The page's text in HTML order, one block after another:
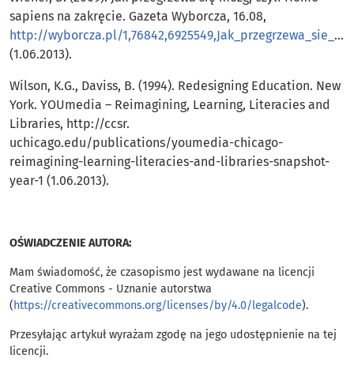
sapiens na zakręcie. Gazeta Wyborcza, 16.08,
http://wyborcza.pl/1,76842,6925549,Jak_przegrzewa_sie_mozg__czyli_Homo_sapiens_na_zakrecie.html
(1.06.2013).
Wilson, K.G., Daviss, B. (1994). Redesigning Education. New
York. YOUmedia – Reimagining, Learning, Literacies and
Libraries, http://ccsr.
uchicago.edu/publications/youmedia-chicago-
reimagining-learning-literacies-and-libraries-snapshot-
year-1 (1.06.2013).
OŚWIADCZENIE AUTORA:
Mam świadomość, że czasopismo jest wydawane na licencji
Creative Commons - Uznanie autorstwa
(https://creativecommons.org/licenses/by/4.0/legalcode).
Przesyłając artykuł wyrażam zgodę na jego udostępnienie na tej
licencji.